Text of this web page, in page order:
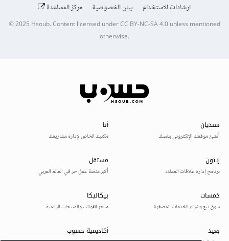
إرشادات الاستخدام
بيان الخصوصية مركز المساعدة
© 2025Hsoub.Content licensed underCC BY-NC-SA 4.0unless mentioned
otherwise.